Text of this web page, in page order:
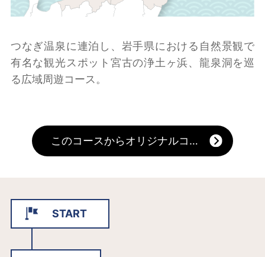
つなぎ温泉に連泊し、岩手県における自然景観で
有名な観光スポット宮古の浄土ヶ浜、龍泉洞を巡
る広域周遊コース。
このコースからオリジナルコースを作る
START